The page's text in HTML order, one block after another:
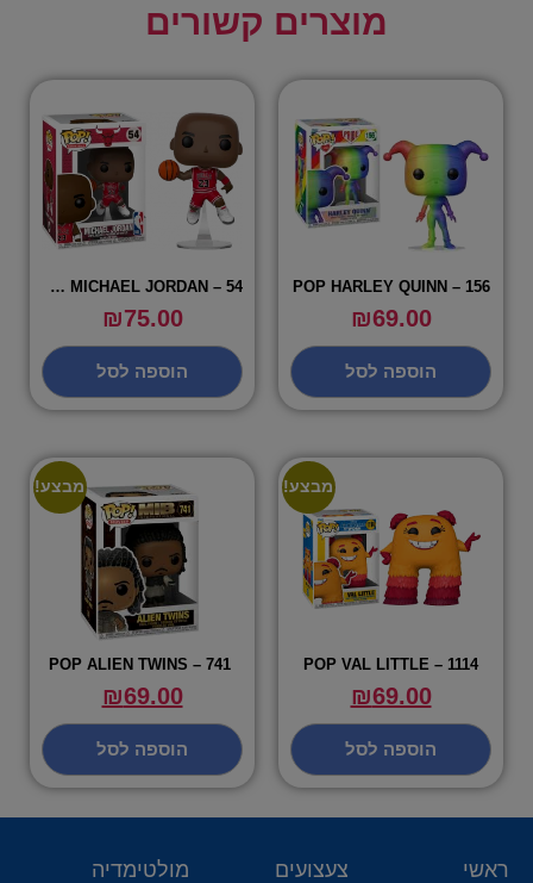
מוצרים קשורים
POP HARLEY QUINN – 156
₪69.00
הוספה לסל
POP MICHAEL JORDAN – 54
₪75.00
הוספה לסל
מבצע!
POP VAL LITTLE – 1114
₪69.00
הוספה לסל
מבצע!
₪69.00
הוספה לסל
ראשי צעצועים מולטימדיה